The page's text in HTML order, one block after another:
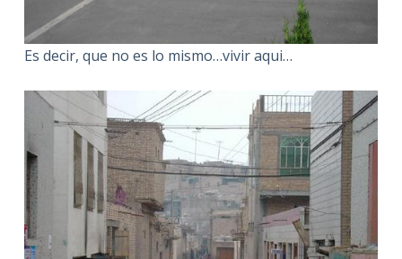
Es decir, que no es lo mismo…vivir aqui…